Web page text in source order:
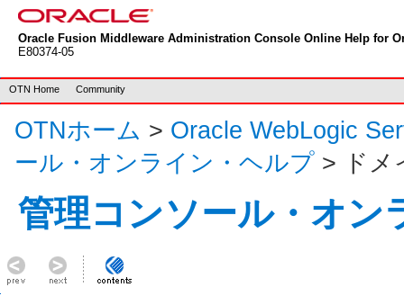
Oracle Fusion Middleware Administration Console Online Help for
E80374-05
OTN Home Community
OTNホーム > Oracle WebLogic
ール・オンライン・ヘルプ > ドメ
管理コンソール・オン